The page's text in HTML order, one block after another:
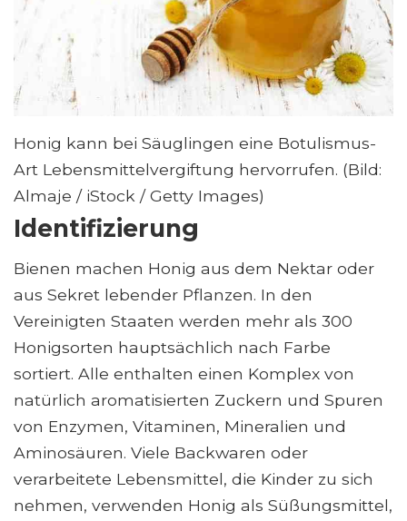
Honig kann bei Säuglingen eine Botulismus-
Art Lebensmittelvergiftung hervorrufen. (Bild:
Almaje / iStock / Getty Images)
Identifizierung
Bienen machen Honig aus dem Nektar oder
aus Sekret lebender Pflanzen. In den
Vereinigten Staaten werden mehr als 300
Honigsorten hauptsächlich nach Farbe
sortiert. Alle enthalten einen Komplex von
natürlich aromatisierten Zuckern und Spuren
von Enzymen, Vitaminen, Mineralien und
Aminosäuren. Viele Backwaren oder
verarbeitete Lebensmittel, die Kinder zu sich
nehmen, verwenden Honig als Süßungsmittel,